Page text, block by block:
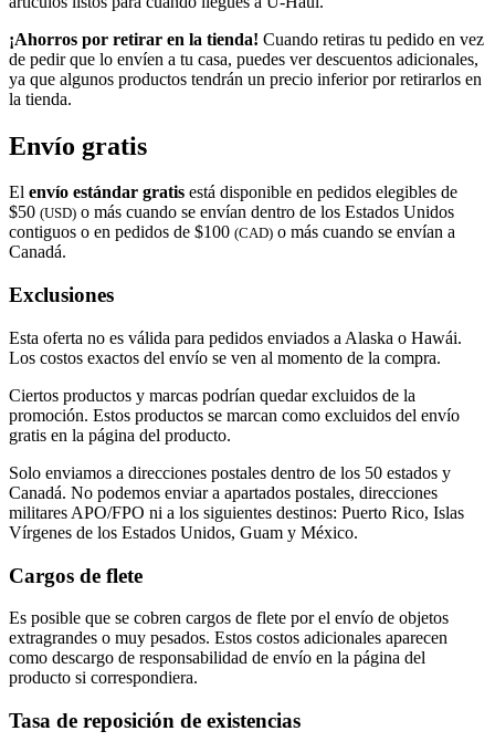
¡Ahorros por retirar en la tienda! Cuando retiras tu pedido en vez
de pedir que lo envíen a tu casa, puedes ver descuentos adicionales,
ya que algunos productos tendrán un precio inferior por retirarlos en
la tienda.
Envío gratis
El envío estándar gratis está disponible en pedidos elegibles de
$50 (USD) o más cuando se envían dentro de los Estados Unidos
contiguos o en pedidos de $100 (CAD) o más cuando se envían a
Canadá.
Exclusiones
Esta oferta no es válida para pedidos enviados a Alaska o Hawái.
Los costos exactos del envío se ven al momento de la compra.
Ciertos productos y marcas podrían quedar excluidos de la
promoción. Estos productos se marcan como excluidos del envío
gratis en la página del producto.
Solo enviamos a direcciones postales dentro de los 50 estados y
Canadá. No podemos enviar a apartados postales, direcciones
militares APO/FPO ni a los siguientes destinos: Puerto Rico, Islas
Vírgenes de los Estados Unidos, Guam y México.
Cargos de flete
Es posible que se cobren cargos de flete por el envío de objetos
extragrandes o muy pesados. Estos costos adicionales aparecen
como descargo de responsabilidad de envío en la página del
producto si correspondiera.
Tasa de reposición de existencias